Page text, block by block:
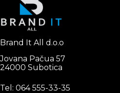
Brand It All d.o.o
Jovana Pačua 57
24000 Subotica
Tel: 064 555-33-35